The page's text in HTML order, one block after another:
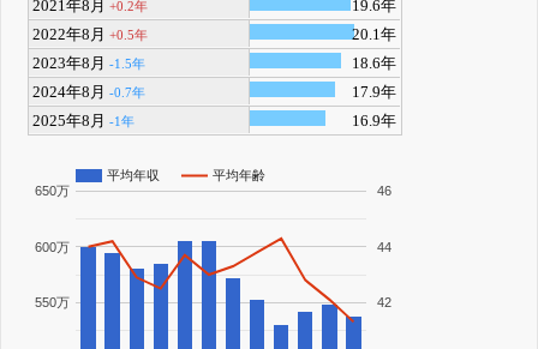
2021年8月+0.2年
19.6年
2022年8月+0.5年
20.1年
2023年8月-1.5年
18.6年
2024年8月-0.7年
17.9年
2025年8月-1年 16.9年
平均年収 平均年齢
550万
600万
650万
42
44
46